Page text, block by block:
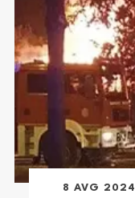
8 AVG 2024